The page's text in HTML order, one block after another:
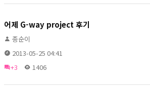
어제 G-way project 후기
종순이
2013-05-25 04:41
+3
1406